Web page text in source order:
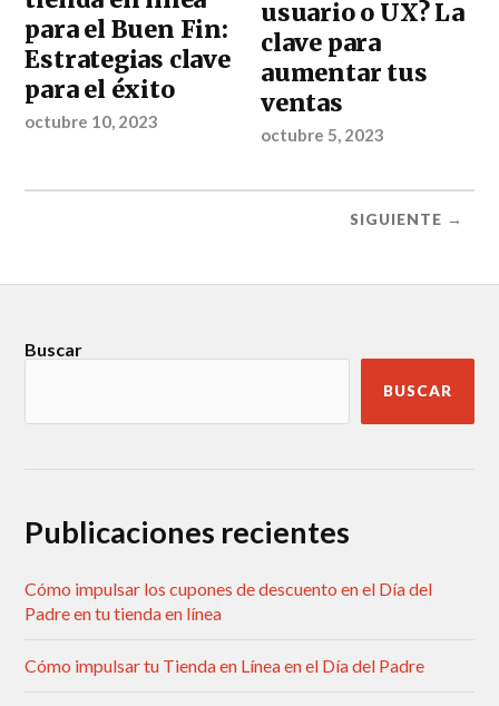
para el Buen Fin:
Estrategias clave
para el éxito
octubre 10, 2023
usuario o UX? La
clave para
aumentar tus
ventas
octubre 5, 2023
SIGUIENTE →
Buscar
BUSCAR
Publicaciones recientes
Cómo impulsar los cupones de descuento en el Día del
Padre en tu tienda en línea
Cómo impulsar tu Tienda en Línea en el Día del Padre